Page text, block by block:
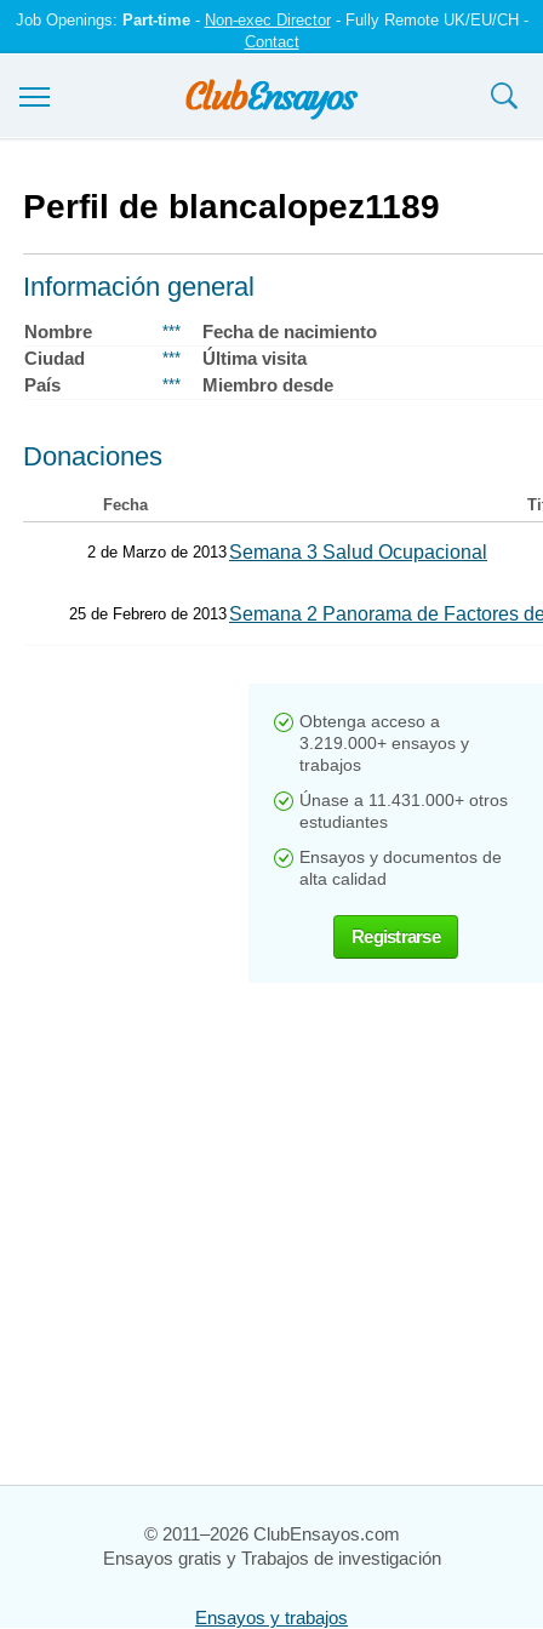
Job Openings: Part-time- Non-exec Director- Fully Remote UK/EU/CH -
Contact
Registrarse
Iniciar sesión
Contáctenos
Perfil de blancalopez1189
Información general
Nombre ***
Fecha de nacimiento
Ciudad
***
Última visita
País
*** Miembro desde
Donaciones
Fecha
2 de Marzo de 2013 Semana 3 Salud Ocupacional
25 de Febrero de 2013 Semana 2 Panorama de Factores
Obtenga acceso a
3.219.000+ ensayos y
trabajos
Únase a 11.431.000+ otros
estudiantes
Ensayos y documentos de
alta calidad
Registrarse
© 2011–2026 ClubEnsayos.com
Ensayos gratis y Trabajos de investigación
Ensayos y trabajos